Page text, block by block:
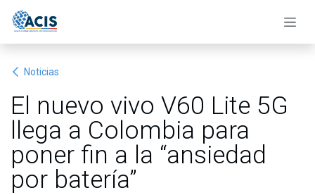
Noticias
El nuevo vivo V60 Lite 5G
llega a Colombia para
poner fin a la “ansiedad
por batería”